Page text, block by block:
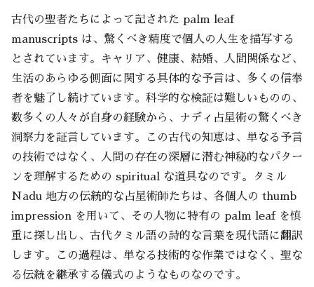
古代の聖者たちによって記された palm leaf
manuscripts は、驚くべき精度で個人の人生を描写する
とされています。キャリア、健康、結婚、人間関係など、
生活のあらゆる側面に関する具体的な予言は、多くの信奉
者を魅了し続けています。科学的な検証は難しいものの、
数多くの人々が自身の経験から、ナディ占星術の驚くべき
洞察力を証言しています。この古代の知恵は、単なる予言
の技術ではなく、人間の存在の深層に潜む神秘的なパター
ンを理解するための spiritual な道具なのです。タミル
Nadu 地方の伝統的な占星術師たちは、各個人の thumb
impression を用いて、その人物に特有の palm leaf を慎
重に探し出し、古代タミル語の詩的な言葉を現代語に翻訳
します。この過程は、単なる技術的な作業ではなく、聖な
る伝統を継承する儀式のようなものなのです。